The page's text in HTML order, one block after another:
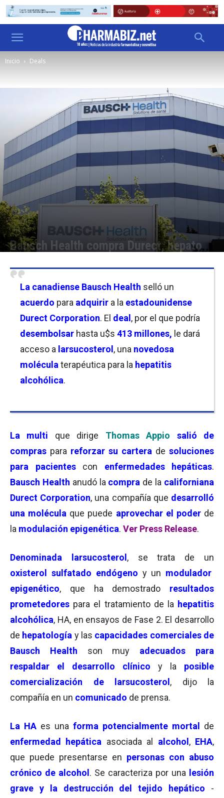
Inicio Deals
Bausch Health compra Durect, hepato
La canadiense Bausch Health selló un
acuerdo para adquirir a la estadounidense
Durect Corporation. El deal , por el que podría
desembolsar hasta u$s 413 millones, le dará
acceso a larsucosterol , una novedosa
molécula terapéutica para la hepatitis
alcohólica.
La multi que dirige Thomas Appio
salió de
compras para reforzar su cartera de soluciones
para pacientescon enfermedades hepáticas.
Bausch Health anudó la compra de la californiana
Durect Corporation, una compañía que desarrolló
una molécula que puede aprovechar el poderde
la modulación epigenética. Ver Press Release.
Denominada larsucosterol , se trata de un
oxisterol sulfatado endógeno y un modulador
epigenético, que ha demostrado resultados
prometedores para el tratamiento de la hepatitis
alcohólica, HA, en ensayos de Fase 2. El desarrollo
de hepatología y las capacidades comerciales de
Bausch Health son muy adecuados para
respaldar el desarrollo clínico
y la posible
comercialización de larsucosterol , dijo la
compañía en un comunicado de prensa.
La HA es una forma potencialmente mortal
de
enfermedad hepática asociada al alcohol , EHA,
que puede presentarse en personas con abuso
crónico de alcohol . Se caracteriza por una lesión
grave y la destrucción del tejido hepático -